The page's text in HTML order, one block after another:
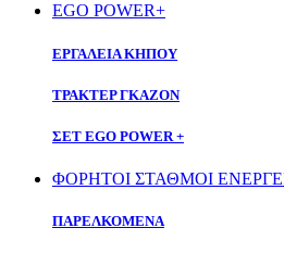
EGO POWER+
ΕΡΓΑΛΕΙΑ ΚΗΠΟΥ
ΤΡΑΚΤΕΡ ΓΚΑΖΟΝ
ΣΕΤ EGO POWER +
ΦΟΡΗΤΟΙ ΣΤΑΘΜΟΙ
ΠΑΡΕΛΚΟΜΕΝΑ